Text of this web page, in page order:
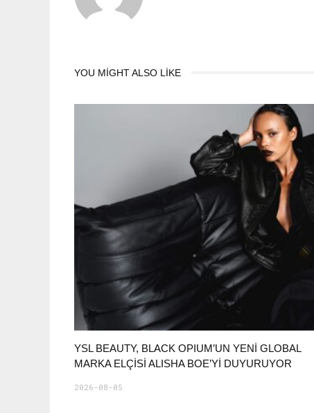
YOU MIGHT ALSO LIKE
YSL BEAUTY, BLACK OPIUM’UN YENİ GLOBAL
MARKA ELÇİSİ ALISHA BOE’Yİ DUYURUYOR
2026-08-05